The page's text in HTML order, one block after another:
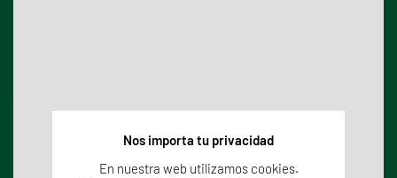
Nos importa tu privacidad
En nuestra web utilizamos cookies.